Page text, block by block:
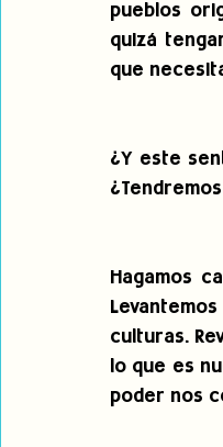
pueblos
quizá
que
¿Y este
Hagamos
culturas.
lo que es
poder nos